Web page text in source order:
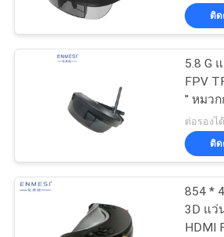
แผนผัง
ความ
แว่นตาวิดีโอ
โรงละครเคลื่
ติ
5.8 G
FPV
'' หมว
หนึ่งห
ต่อรองไ
ติ
854 *
3D แว่
HDMI